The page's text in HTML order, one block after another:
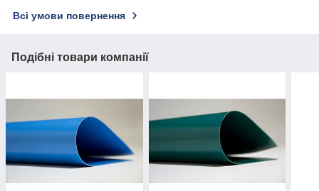
Всі умови повернення
Подібні товари компанії